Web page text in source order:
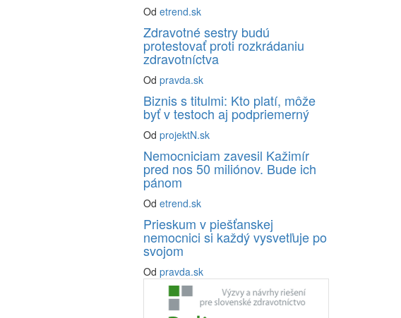
Odetrend.sk
Zdravotné sestry budú
protestovať proti rozkrádaniu
zdravotníctva
Odpravda.sk
Biznis s titulmi: Kto platí, môže
byť v testoch aj podpriemerný
OdprojektN.sk
Nemocniciam zavesil Kažimír
pred nos 50 miliónov. Bude ich
pánom
Odetrend.sk
Prieskum v piešťanskej
nemocnici si každý vysvetľuje po
svojom
Odpravda.sk